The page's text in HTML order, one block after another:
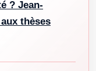
? Jean-
thèses